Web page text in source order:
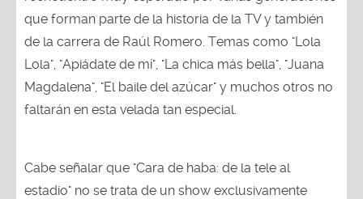
que forman parte de la historia de la TV y también
de la carrera de Raúl Romero. Temas como "Lola
Lola", "Apiádate de mí", "La chica más bella", "Juana
Magdalena", "El baile del azúcar" y muchos otros no
faltarán en esta velada tan especial.
Cabe señalar que "Cara de haba: de la tele al
estadio" no se trata de un show exclusivamente